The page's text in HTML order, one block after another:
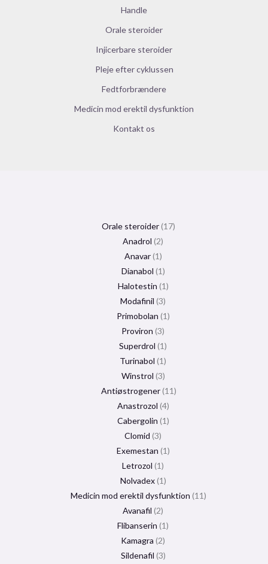
Handle
Orale steroider
Injicerbare steroider
Pleje efter cyklussen
Fedtforbrændere
Medicin mod erektil dysfunktion
Kontakt os
Orale steroider 17
Anadrol 2
Anavar 1
Dianabol 1
Halotestin 1
Modafinil 3
Primobolan 1
Proviron 3
Superdrol 1
Turinabol 1
Winstrol 3
Antiøstrogener 11
Anastrozol 4
Cabergolin 1
Clomid 3
Exemestan 1
Letrozol 1
Nolvadex 1
Medicin mod erektil dysfunktion 11
Avanafil 2
Flibanserin 1
Kamagra 2
Sildenafil 3